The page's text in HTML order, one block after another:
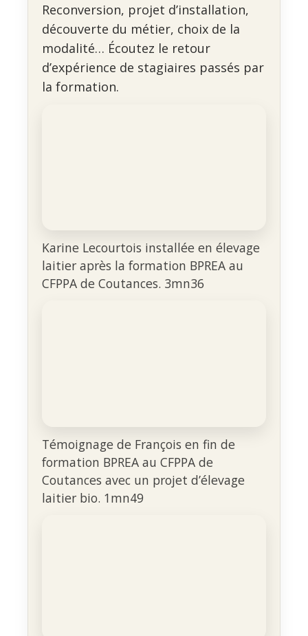
Reconversion, projet d’installation,
découverte du métier, choix de la
modalité… Écoutez le retour
d’expérience de stagiaires passés par
la formation.
Karine Lecourtois installée en élevage
laitier après la formation BPREA au
CFPPA de Coutances. 3mn36
Témoignage de François en fin de
formation BPREA au CFPPA de
Coutances avec un projet d’élevage
laitier bio. 1mn49